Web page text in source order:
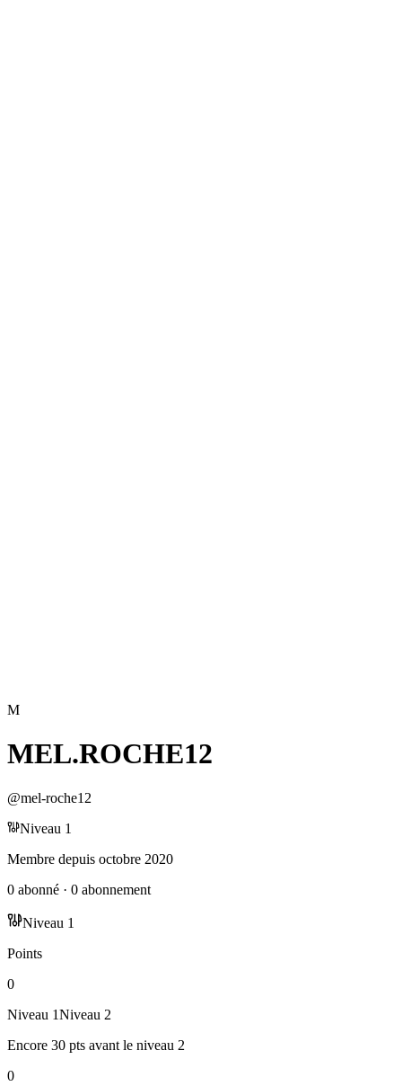
M
MEL.ROCHE12
@mel-roche12
Niveau 1
Membre depuis octobre 2020
0 abonné · 0 abonnement
Niveau 1
Points
0
Niveau 1Niveau 2
Encore 30 pts avant le niveau 2
0